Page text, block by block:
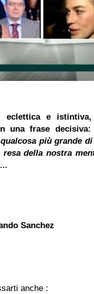
eclettica e
una frase decisiva:
più grande
della nostra
...
Sanchez
anche :